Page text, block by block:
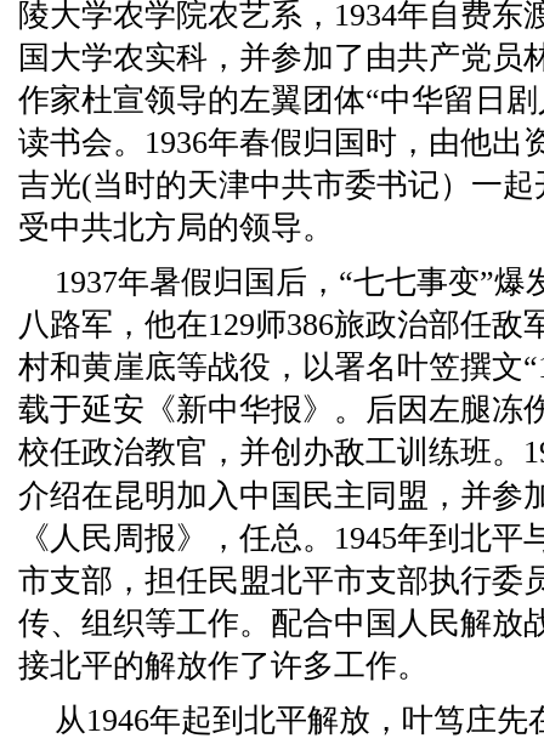
陵大学农学院农艺系，1934年自费东
国大学农实科，并参加了由共产党员
作家杜宣领导的左翼团体“中华留日
读书会。1936年春假归国时，由他出
吉光(当时的天津中共市委书记）一
受中共北方局的领导。
1937年暑假归国后，“七七事变”
八路军，他在129师386旅政治部任敌
村和黄崖底等战役，以署名叶笠撰文
载于延安《新中华报》。后因左腿冻
校任政治教官，并创办敌工训练班。
介绍在昆明加入中国民主同盟，并参
《人民周报》，任总。1945年到北平
市支部，担任民盟北平市支部执行委
传、组织等工作。配合中国人民解放
接北平的解放作了许多工作。
从1946年起到北平解放，叶笃庄